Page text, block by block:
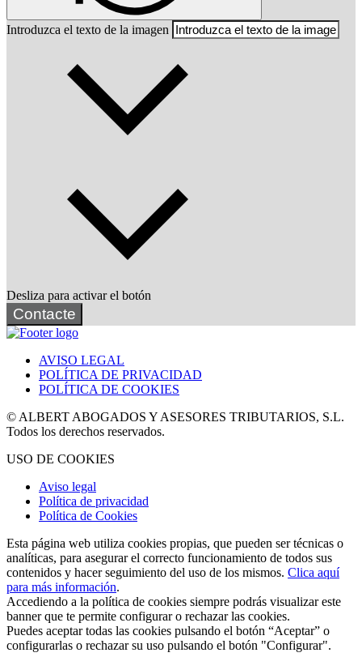
Introduzca el texto de la imagen
Desliza para activar el botón
Contacte
AVISO LEGAL
POLÍTICA DE PRIVACIDAD
POLÍTICA DE COOKIES
© ALBERT ABOGADOS Y ASESORES TRIBUTARIOS, S.L.
Todos los derechos reservados.
USO DE COOKIES
Aviso legal
Política de privacidad
Política de Cookies
Esta página web utiliza cookies propias, que pueden ser técnicas o
analíticas, para asegurar el correcto funcionamiento de todos sus
contenidos y hacer seguimiento del uso de los mismos. Clica aquí
para más información.
Accediendo a la política de cookies siempre podrás visualizar este
banner que te permite configurar o rechazar las cookies.
Puedes aceptar todas las cookies pulsando el botón “Aceptar” o
configurarlas o rechazar su uso pulsando el botón "Configurar".